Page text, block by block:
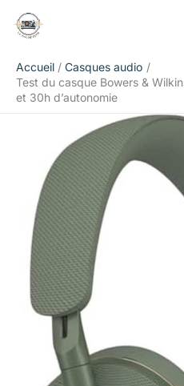
Accueil
Casques audio
Test du casque Bowers &
et 30h d’autonomie
Rechercher